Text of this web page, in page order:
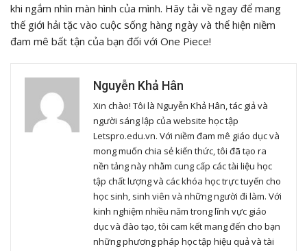
khi ngắm nhìn màn hình của mình. Hãy tải về ngay để mang
thế giới hải tặc vào cuộc sống hàng ngày và thể hiện niềm
đam mê bất tận của bạn đối với One Piece!
Nguyễn Khả Hân
Xin chào! Tôi là Nguyễn Khả Hân, tác giả và
người sáng lập của website học tập
Letspro.edu.vn. Với niềm đam mê giáo dục và
mong muốn chia sẻ kiến thức, tôi đã tạo ra
nền tảng này nhằm cung cấp các tài liệu học
tập chất lượng và các khóa học trực tuyến cho
học sinh, sinh viên và những người đi làm. Với
kinh nghiệm nhiều năm trong lĩnh vực giáo
dục và đào tạo, tôi cam kết mang đến cho bạn
những phương pháp học tập hiệu quả và tài